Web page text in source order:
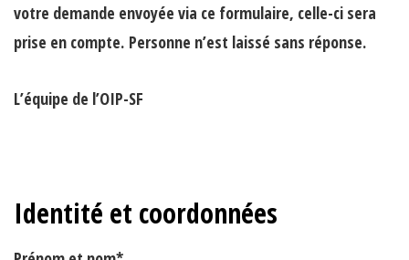
votre demande envoyée via ce formulaire, celle-ci sera
prise en compte. Personne n’est laissé sans réponse.
L’équipe de l’OIP-SF
Identité et coordonnées